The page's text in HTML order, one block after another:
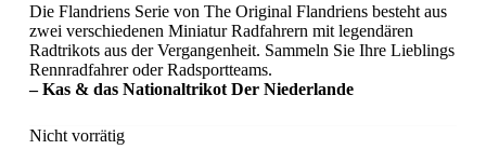
Die Flandriens Serie von The Original Flandriens besteht aus
zwei verschiedenen Miniatur Radfahrern mit legendären
Radtrikots aus der Vergangenheit. Sammeln Sie Ihre Lieblings
Rennradfahrer oder Radsportteams.
– Kas & das Nationaltrikot Der Niederlande
Nicht vorrätig